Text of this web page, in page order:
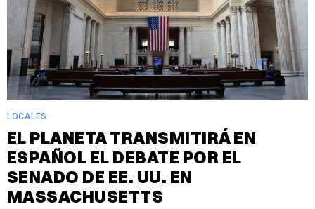
LOCALES
EL PLANETA TRANSMITIRÁ EN
ESPAÑOL EL DEBATE POR EL
SENADO DE EE. UU. EN
MASSACHUSETTS